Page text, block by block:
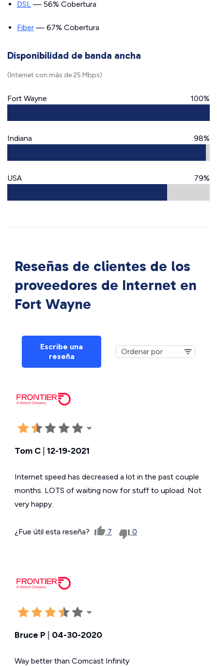
DSL — 56% Cobertura
Fiber — 67% Cobertura
Disponibilidad de banda ancha
(Internet con más de 25 Mbps)
Fort Wayne 100%
Indiana 98%
USA 79%
Reseñas de clientes de los
proveedores de Internet en
Fort Wayne
Escribe una
reseña
Tom C 12-19-2021
Internet speed has decreased a lot in the past couple
months. LOTS of waiting now for stuff to upload. Not
very happy.
¿Fue útil esta reseña? 7 0
Bruce P 04-30-2020
Way better than Comcast Infinity